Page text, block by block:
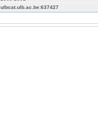
ulbcat.ulb.ac.be:637427